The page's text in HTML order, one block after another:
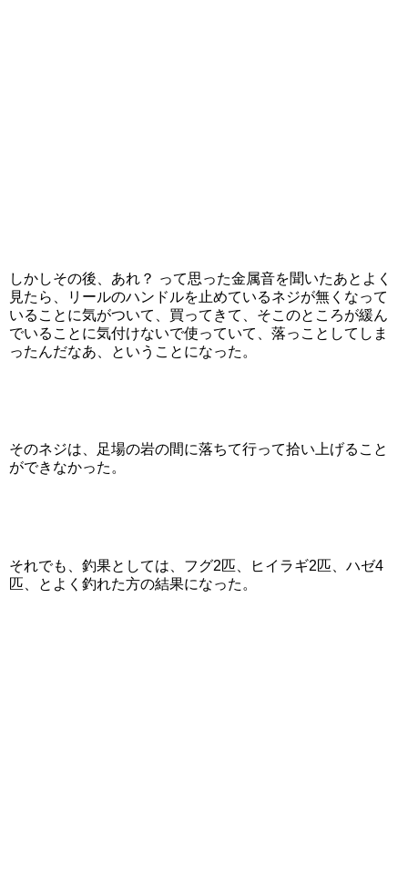
しかしその後、あれ？ って思った金属音を聞いたあとよく
見たら、リールのハンドルを止めているネジが無くなって
いることに気がついて、買ってきて、そこのところが緩ん
でいることに気付けないで使っていて、落っことしてしま
ったんだなあ、ということになった。
そのネジは、足場の岩の間に落ちて行って拾い上げること
ができなかった。
それでも、釣果としては、フグ2匹、ヒイラギ2匹、ハゼ4
匹、とよく釣れた方の結果になった。